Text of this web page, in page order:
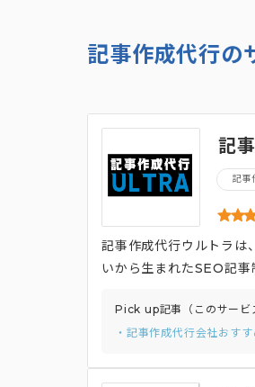
記事作成代行の
記
記事
記事作成代行ウルトラは
いから生まれたSEO記
Pick up記事（このサービ
・記事作成代行会社おす